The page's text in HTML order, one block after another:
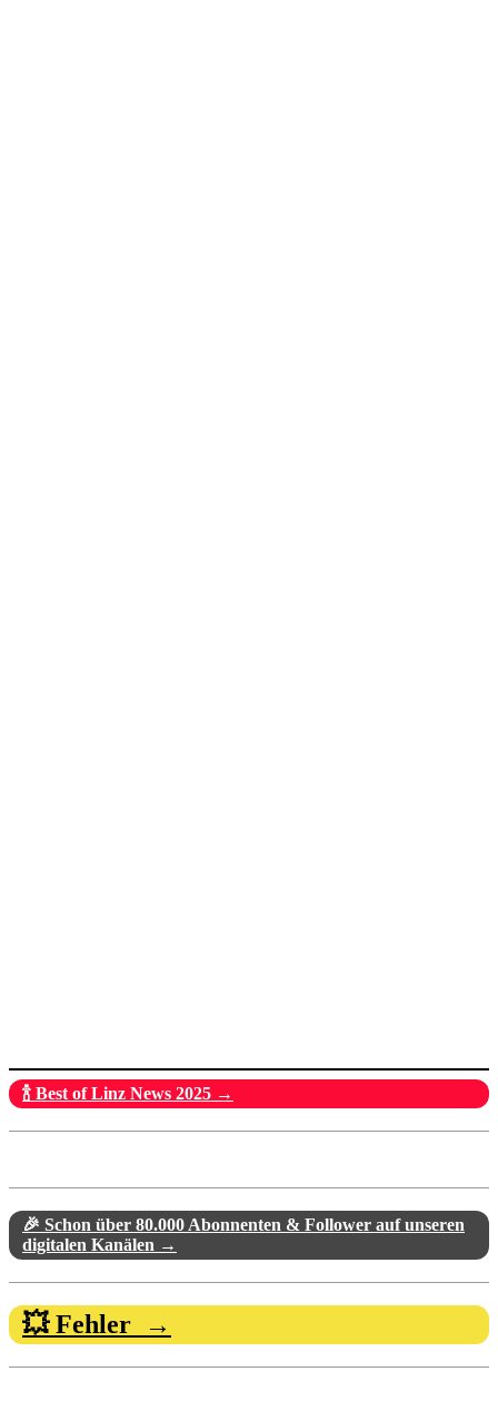
🍾 Best of Linz News 2025 →
🎉 Schon über 80.000 Abonnenten & Follower auf unseren
digitalen Kanälen →
💥 Fehler →